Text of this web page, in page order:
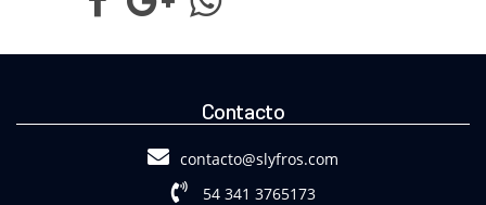
Contacto
contacto@slyfros.com
54 341 3765173